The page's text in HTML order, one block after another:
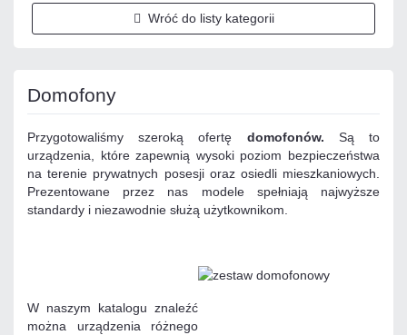
Wróć do listy kategorii
Domofony
Przygotowaliśmy szeroką ofertę domofonów. Są to
urządzenia, które zapewnią wysoki poziom bezpieczeństwa
na terenie prywatnych posesji oraz osiedli mieszkaniowych.
Prezentowane przez nas modele spełniają najwyższe
standardy i niezawodnie służą użytkownikom.
W naszym katalogu znaleźć
można urządzenia różnego